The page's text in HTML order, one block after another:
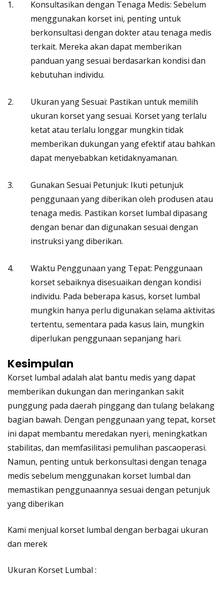
Konsultasikan dengan Tenaga Medis: Sebelum
menggunakan korset ini, penting untuk
berkonsultasi dengan dokter atau tenaga medis
terkait. Mereka akan dapat memberikan
panduan yang sesuai berdasarkan kondisi dan
kebutuhan individu.
Ukuran yang Sesuai: Pastikan untuk memilih
ukuran korset yang sesuai. Korset yang terlalu
ketat atau terlalu longgar mungkin tidak
memberikan dukungan yang efektif atau bahkan
dapat menyebabkan ketidaknyamanan.
Gunakan Sesuai Petunjuk: Ikuti petunjuk
penggunaan yang diberikan oleh produsen atau
tenaga medis. Pastikan korset lumbal dipasang
dengan benar dan digunakan sesuai dengan
instruksi yang diberikan.
Waktu Penggunaan yang Tepat: Penggunaan
korset sebaiknya disesuaikan dengan kondisi
individu. Pada beberapa kasus, korset lumbal
mungkin hanya perlu digunakan selama aktivitas
tertentu, sementara pada kasus lain, mungkin
diperlukan penggunaan sepanjang hari.
Kesimpulan
Korset lumbal adalah alat bantu medis yang dapat
memberikan dukungan dan meringankan sakit
punggung pada daerah pinggang dan tulang belakang
bagian bawah. Dengan penggunaan yang tepat, korset
ini dapat membantu meredakan nyeri, meningkatkan
stabilitas, dan memfasilitasi pemulihan pascaoperasi.
Namun, penting untuk berkonsultasi dengan tenaga
medis sebelum menggunakan korset lumbal dan
memastikan penggunaannya sesuai dengan petunjuk
yang diberikan
Kami menjual korset lumbal dengan berbagai ukuran
dan merek
Ukuran Korset Lumbal :